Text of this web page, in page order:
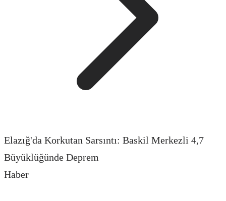
Elazığ'da Korkutan Sarsıntı: Baskil Merkezli 4,7
Büyüklüğünde Deprem
Haber